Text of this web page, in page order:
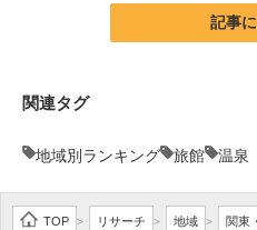
IT製品の技術・比較・事例
モノづくり技術者専門サイト
エレクトロニクス専門サイト
電子設計の基本と応用
記事
関連タグ
地域別ランキング 旅館 温泉
TOP > リサーチ > 地域 > 関東